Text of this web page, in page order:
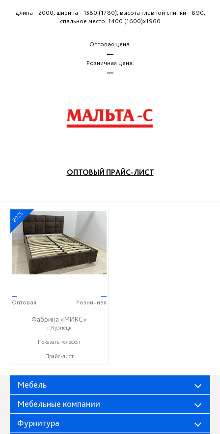
длина - 2000, ширина - 1580 (1780), высота главной спинки - 890,
спальное место: 1400 (1600)х1960
Оптовая цена:
—
Розничная цена:
—
ОПТОВЫЙ ПРАЙС-ЛИСТ
2025
—
Оптовая
—
Розничная
Фабрика «МИКС»
г.Кузнецк
+7 (937) 423-36-37
Показать телефон
Прайс-лист
Мебель
Мебельные компании
Фурнитура